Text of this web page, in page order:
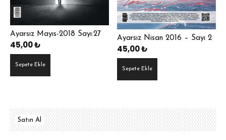
Ayarsız Mayıs-2018 Sayı:27
45,00₺
Sepete Ekle
Ayarsız Nisan 2016 – Sayı 2
45,00₺
Sepete Ekle
Satın Al